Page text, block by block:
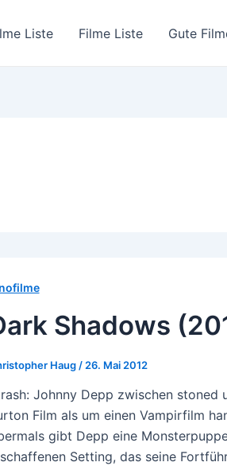
Liste Filme Liste Gute
Shadows
Haug / 26. Mai 2012
Johnny Depp zwischen stoned
Film als um einen Vampirfilm
gibt Depp eine
Setting, das seine